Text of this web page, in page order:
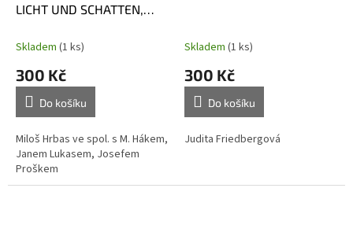
LICHT UND SCHATTEN,
Skladem (1 ks)
300 Kč
Do košíku
Miloš Hrbas ve spol. s M. Hákem,
Janem Lukasem, Josefem
Proškem
Skladem (1 ks)
300 Kč
Do košíku
Judita Friedbergová